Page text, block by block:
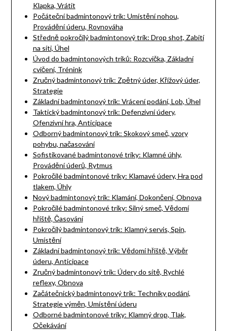
Klapka, Vrátit
Počáteční badmintonový trik: Umístění nohou,
Provádění úderu, Rovnováha
Středně pokročilý badmintonový trik: Drop shot, Zabití
na síti, Úhel
Úvod do badmintonových triků: Rozcvička, Základní
cvičení, Trénink
Zručný badmintonový trik: Zpětný úder, Křížový úder,
Strategie
Základní badmintonový trik: Vrácení podání, Lob, Úhel
Taktický badmintonový trik: Defenzivní údery,
Ofenzivní hra, Anticipace
Odborný badmintonový trik: Skokový smeč, vzory
pohybu, načasování
Sofistikované badmintonové triky: Klamné úhly,
Provádění úderů, Rytmus
Pokročilé badmintonové triky: Klamavé údery, Hra pod
tlakem, Úhly
Nový badmintonový trik: Klamání, Dokončení, Obnova
Pokročilé badmintonové triky: Silný smeč, Vědomí
hřiště, Časování
Pokročilý badmintonový trik: Klamný servis, Spin,
Umístění
Základní badmintonový trik: Vědomí hřiště, Výběr
úderu, Anticipace
Zručný badmintonový trik: Údery do sítě, Rychlé
reflexy, Obnova
Začátečnický badmintonový trik: Techniky podání,
Strategie výměn, Umístění úderu
Odborné badmintonové triky: Klamný drop, Tlak,
Očekávání